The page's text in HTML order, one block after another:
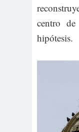
centro
hipótesis.